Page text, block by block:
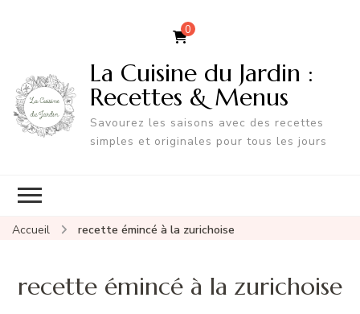
0
La Cuisine du Jardin :
Recettes & Menus
Savourez les saisons avec des recettes
simples et originales pour tous les jours
Accueil recette émincé à la zurichoise
recette émincé à la zurichoise